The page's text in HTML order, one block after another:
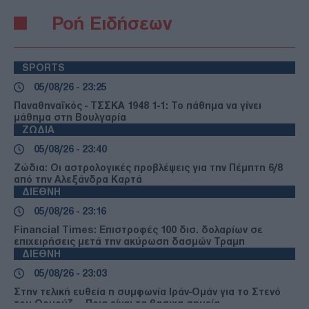
Ροή Ειδήσεων
SPORTS
05/08/26 - 23:25
Παναθηναϊκός - ΤΣΣΚΑ 1948 1-1: Το πάθημα να γίνει
μάθημα στη Βουλγαρία
ΖΩΔΙΑ
05/08/26 - 23:40
Ζώδια: Οι αστρολογικές προβλέψεις για την Πέμπτη 6/8
από την Αλεξάνδρα Καρτά
ΔΙΕΘΝΗ
05/08/26 - 23:16
Financial Times: Επιστροφές 100 δισ. δολαρίων σε
επιχειρήσεις μετά την ακύρωση δασμών Τραμπ
ΔΙΕΘΝΗ
05/08/26 - 23:03
Στην τελική ευθεία η συμφωνία Ιράν-Ομάν για το Στενό
του Ορμούζ — Ποια είναι τα βασικα σημεία